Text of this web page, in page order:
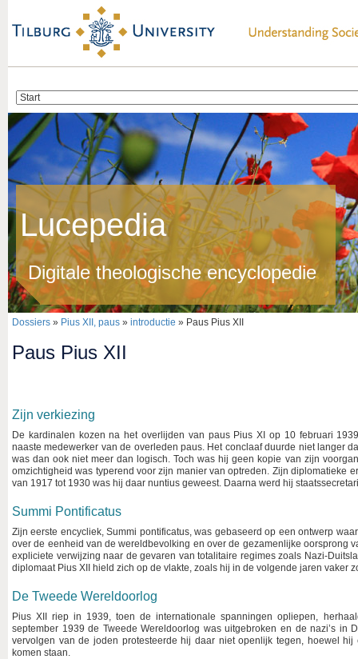
Lucepedia
Digitale theologische encyclopedie
Dossiers » Pius XII, paus » introductie » Paus Pius XII
Paus Pius XII
Zijn verkiezing
De kardinalen kozen na het overlijden van paus Pius XI op 10 februari
naaste medewerker van de overleden paus. Het conclaaf duurde niet langer
was dan ook niet meer dan logisch. Toch was hij geen kopie van zijn
omzichtigheid was typerend voor zijn manier van optreden. Zijn diplomatieke
van 1917 tot 1930 was hij daar nuntius geweest. Daarna werd hij
Summi Pontificatus
Zijn eerste encycliek, Summi pontificatus, was gebaseerd op een ontwerp
over de eenheid van de wereldbevolking en over de gezamenlijke oorsprong
expliciete verwijzing naar de gevaren van totalitaire regimes zoals Nazi-
diplomaat Pius XII hield zich op de vlakte, zoals hij in de volgende jaren vaker
De Tweede Wereldoorlog
Pius XII riep in 1939, toen de internationale spanningen opliepen,
september 1939 de Tweede Wereldoorlog was uitgebroken en de nazi’s in
vervolgen van de joden protesteerde hij daar niet openlijk tegen, hoewel
komen staan.